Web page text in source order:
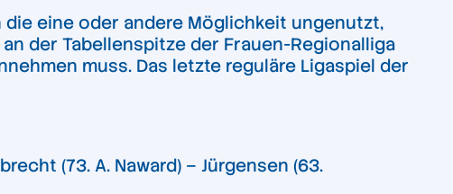
eine oder andere Möglichkeit ungenutzt,
der Tabellenspitze der Frauen-Regionalliga
muss. Das letzte reguläre Ligaspiel der
(73. A. Naward) – Jürgensen (63.